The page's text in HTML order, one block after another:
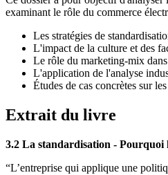
examinant le rôle du commerce
Les stratégies de
L'impact de la culture et des
Le rôle du marketing-mix
L'application de l'analyse
Études de cas concrètes sur
Extrait du livre
3.2 La standardisation - Pourquoi
“L’entreprise qui applique une